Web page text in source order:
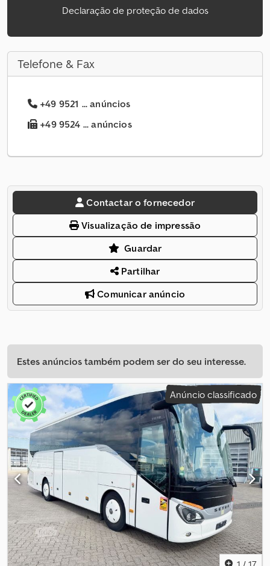
Declaração de proteção de dados
Telefone & Fax
+49 9521 ... anúncios
+49 9524 ... anúncios
Contactar o fornecedor
Visualização de impressão
Guardar
Partilhar
Comunicar anúncio
Estes anúncios também podem ser do seu interesse.
Anúncio classificado